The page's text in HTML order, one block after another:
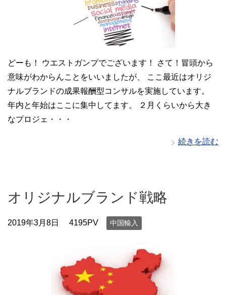
どーも！ ウエストガンプでございます！ さて！冒頭から
意味がわからんことをいいましたが、 ここ最近はオリジ
ナルブランドの成果報酬型コンサルを実施しています。
年内と年始はここに集中してます。 ２月くらいから大き
なプロジェ・・・
続きを読む
オリジナルブランド戦略
2019年3月8日 4195PV 中国輸入